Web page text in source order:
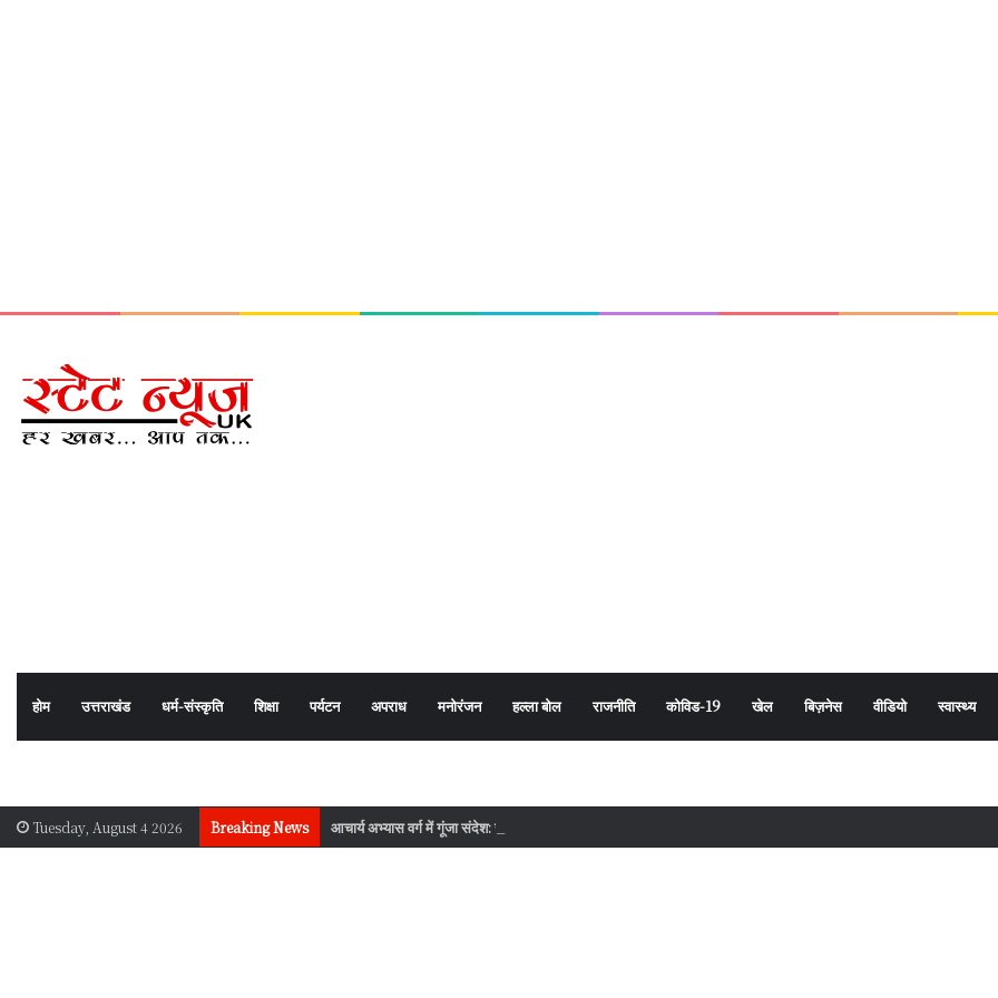
होम उत्तराखंड धर्म-संस्कृति शिक्षा पर्यटन अपराध मनोरंजन हल्ला बोल राजनीति कोविड-19 खेल बिज़नेस वीडियो स्वास्थ्य
Tuesday, August 4 2026 Breaking News आचार्य अभ्यास वर्ग में गूंजा संदेश: संस्कारयुक्त शिक्षा और नवाचार से होगा राष्ट्र निर्माण